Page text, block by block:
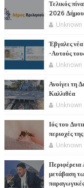
Τελικός
2026
Unknown
Έβγαλες
-Αυτούς
Unknown
Ανοίγει τη
Καλλιθέα
Unknown
Ιός του
περιοχές
Unknown
Περιφέρεια
μετάβαση